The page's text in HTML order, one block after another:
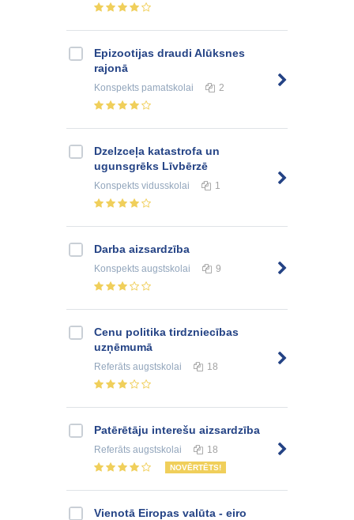
Epizootijas draudi Alūksnes
rajonā
Konspekts pamatskolai 2
Dzelzceļa katastrofa un
ugunsgrēks Līvbērzē
Konspekts vidusskolai 1
Darba aizsardzība
Konspekts augstskolai 9
Cenu politika tirdzniecības
uzņēmumā
Referāts augstskolai 18
Patērētāju interešu aizsardzība
Referāts augstskolai 18
NOVĒRTĒTS!
Vienotā Eiropas valūta - eiro